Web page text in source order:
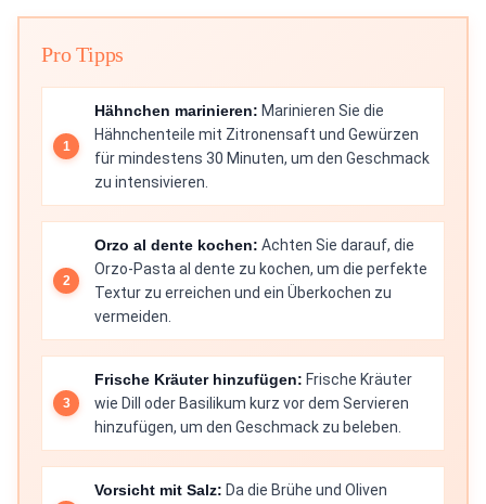
Pro Tipps
Hähnchen marinieren: Marinieren Sie die
Hähnchenteile mit Zitronensaft und Gewürzen
für mindestens 30 Minuten, um den Geschmack
zu intensivieren.
Orzo al dente kochen: Achten Sie darauf, die
Orzo-Pasta al dente zu kochen, um die perfekte
Textur zu erreichen und ein Überkochen zu
vermeiden.
Frische Kräuter hinzufügen: Frische Kräuter
wie Dill oder Basilikum kurz vor dem Servieren
hinzufügen, um den Geschmack zu beleben.
Vorsicht mit Salz: Da die Brühe und Oliven